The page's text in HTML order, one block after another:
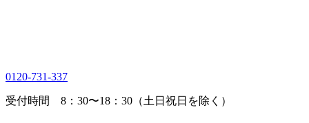
0120-731-337
受付時間 8：30〜18：30（土日祝日を除く）